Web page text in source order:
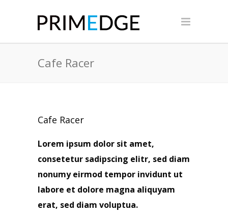
Cafe Racer
Cafe Racer
Lorem ipsum dolor sit amet,
consetetur sadipscing elitr, sed diam
nonumy eirmod tempor invidunt ut
labore et dolore magna aliquyam
erat, sed diam voluptua.